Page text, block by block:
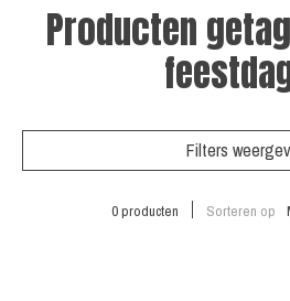
Producten
Filters
0 producten Sorteren op